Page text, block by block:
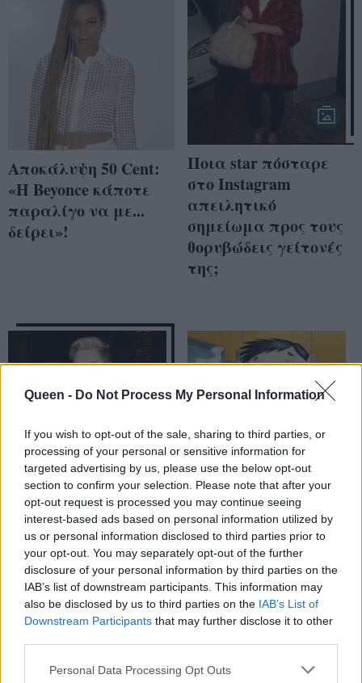
Queen - Do Not Process My Personal Information
If you wish to opt-out of the sale, sharing to third parties, or
processing of your personal or sensitive information for
targeted advertising by us, please use the below opt-out
section to confirm your selection. Please note that after your
opt-out request is processed you may continue seeing
interest-based ads based on personal information utilized by
us or personal information disclosed to third parties prior to
your opt-out. You may separately opt-out of the further
disclosure of your personal information by third parties on the
IAB’s list of downstream participants. This information may
also be disclosed by us to third parties on the IAB’s List of
Downstream Participants that may further disclose it to other
Personal Data Processing Opt Outs
Aποκάλυψη 50 Cent:
«Η Beyonce κάποτε
παραλίγο να με...
δείρει»!
Ποια star πόσταρε
στο Instagram
απειλητικό
σημείωμα προς τους
θορυβώδεις γείτονές
της;
«Μiley Cyrus είσαι
απειλή για το
γυναικείο φύλο»!
Ποια διάσημη
τραγουδίστρια το
είπε;
Αυτές είναι οι
σημαντικότερες
«φωλιές» μικροβίων
που απειλούν την
υγεία σας!